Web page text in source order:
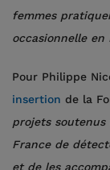
femmes
occasionnelle en
Pour Philippe
insertion de la
projets soutenus
France de
et de les